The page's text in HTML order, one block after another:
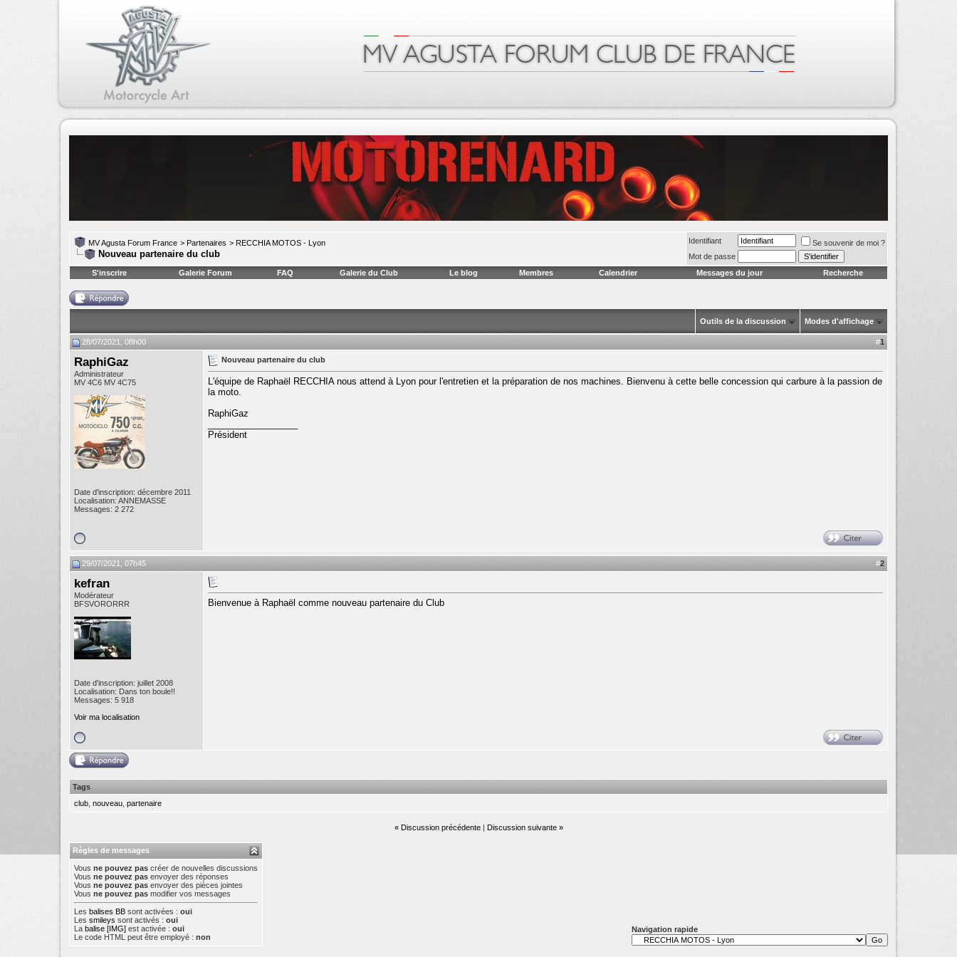
MV Agusta Forum France > Partenaires > RECCHIA MOTOS - Lyon
Nouveau partenaire du club
Identifiant
Se souvenir de moi ?
Mot de passe
S'inscrire
Galerie Forum FAQ Galerie du Club Le blog Membres Calendrier Messages du jour Recherche
Outils de la discussion Modes d'affichage
28/07/2021, 08h00 #1
RaphiGaz
Administrateur
MV 4C6 MV 4C75
Date d'inscription: décembre 2011
Localisation: ANNEMASSE
Messages: 2 272
Nouveau partenaire du club
L'équipe de Raphaël RECCHIA nous attend à Lyon pour l'entretien et la préparation de nos machines. Bienvenu à cette belle concession qui carbure à la passion de
la moto.
RaphiGaz
Président
29/07/2021, 07h45 #2
kefran
Modérateur
BFSVORORRR
Date d'inscription: juillet 2008
Localisation: Dans ton boule!!
Messages: 5 918
Voir ma localisation
Bienvenue à Raphaël comme nouveau partenaire du Club
Tags
club nouveau partenaire
« Discussion précédente| Discussion suivante »
Règles de messages
Vous ne pouvez pas créer de nouvelles discussions
Vous ne pouvez pas envoyer des réponses
Vous ne pouvez pas envoyer des pièces jointes
Vous ne pouvez pas modifier vos messages
Les balises BB sont activées : oui
Les smileys sont activés : oui
La balise [IMG] est activée : oui
Le code HTML peut être employé : non
Navigation rapide